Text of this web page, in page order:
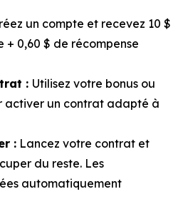
un compte et recevez 10 $
+ 0,60 $ de récompense
: Utilisez votre bonus ou
activer un contrat adapté à
: Lancez votre contrat et
du reste. Les
automatiquement